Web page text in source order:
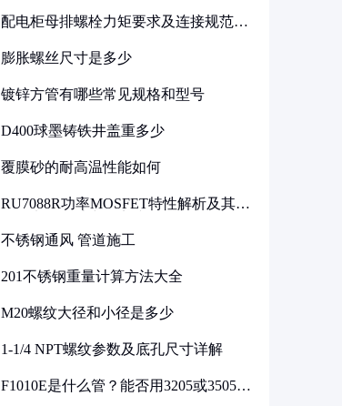
配电柜母排螺栓力矩要求及连接规范详
膨胀螺丝尺寸是多少
镀锌方管有哪些常见规格和型号
D400球墨铸铁井盖重多少
覆膜砂的耐高温性能如何
RU7088R功率MOSFET特性解析及其在
不锈钢通风 管道施工
201不锈钢重量计算方法大全
M20螺纹大径和小径是多少
1-1/4 NPT螺纹参数及底孔尺寸详解
F1010E是什么管？能否用3205或3505代